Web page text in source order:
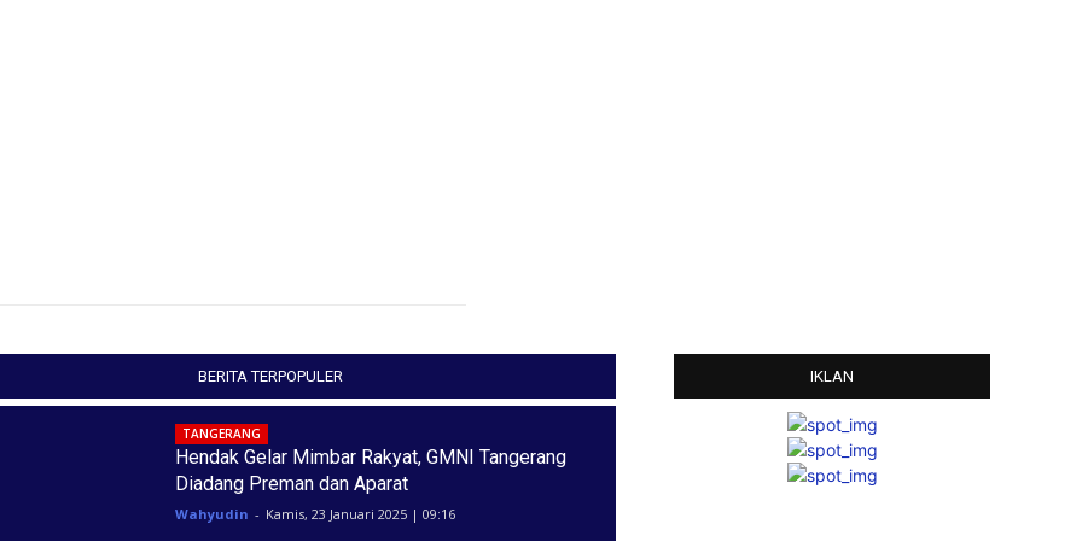
BERITA TERPOPULER
TANGERANG
Hendak Gelar Mimbar Rakyat, GMNI Tangerang
Diadang Preman dan Aparat
Wahyudin - Kamis, 23 Januari 2025 | 09:16
IKLAN